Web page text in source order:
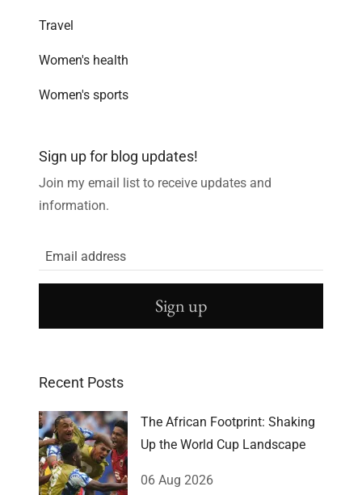
Travel
Women's health
Women's sports
Sign up for blog updates!
Join my email list to receive updates and
information.
Sign up
Recent Posts
The African Footprint: Shaking
Up the World Cup Landscape
06 Aug 2026